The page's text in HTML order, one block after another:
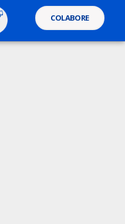
COLABORE